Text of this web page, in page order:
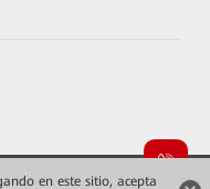
en este sitio, acepta
los derechos reservados.